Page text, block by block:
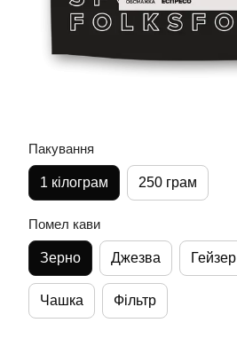
Пакування
1 кілограм 250 грам
Помел кави
Зерно Джезва Гейзер
Чашка Фільтр